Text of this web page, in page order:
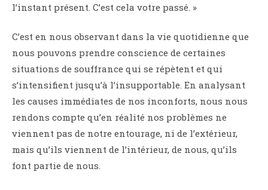
l’instant présent. C’est cela votre passé. »
C’est en nous observant dans la vie quotidienne que
nous pouvons prendre conscience de certaines
situations de souffrance qui se répètent et qui
s’intensifient jusqu’à l’insupportable. En analysant
les causes immédiates de nos inconforts, nous nous
rendons compte qu’en réalité nos problèmes ne
viennent pas de notre entourage, ni de l’extérieur,
mais qu’ils viennent de l’intérieur, de nous, qu’ils
font partie de nous.